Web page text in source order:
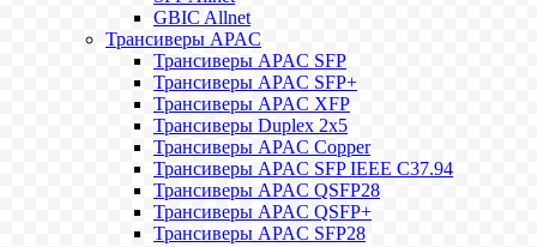
GBIC Allnet
Трансиверы APAC
Трансиверы APAC SFP
Трансиверы APAC SFP+
Трансиверы APAC XFP
Трансиверы Duplex 2x5
Трансиверы APAC Copper
Трансиверы APAC SFP IEEE C37.94
Трансиверы APAC QSFP28
Трансиверы APAC QSFP+
Трансиверы APAC SFP28